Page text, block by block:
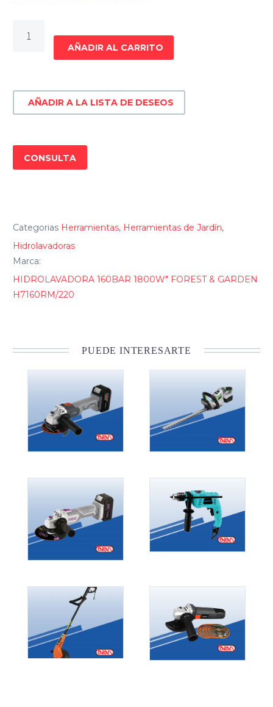
160BAR
&
GARDEN
H7160RM/220
AÑADIR AL CARRITO
AÑADIR A LA LISTA DE DESEOS
CONSULTA
Categorias Herramientas, Herramientas de Jardín,
Hidrolavadoras
Marca:
HIDROLAVADORA 160BAR 1800W" FOREST & GARDEN
H7160RM/220
PUEDE INTERESARTE